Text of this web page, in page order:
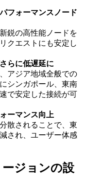
フォーマンスノード
鋭の高性能ノードを
クエストにも安定し
らに低遅延に
アジア地域全般での
シンガポール、東南
で安定した接続が可
ーマンス向上
散されることで、東
され、ユーザー体感
ジョンの設